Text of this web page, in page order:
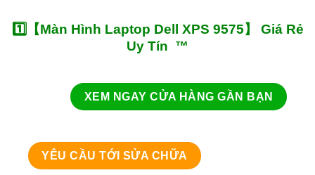
1️⃣【Màn Hình Laptop Dell XPS 9575】 Giá Rẻ
Uy Tín ™
XEM NGAY CỬA HÀNG GẦN BẠN
YÊU CẦU TỚI SỬA CHỮA